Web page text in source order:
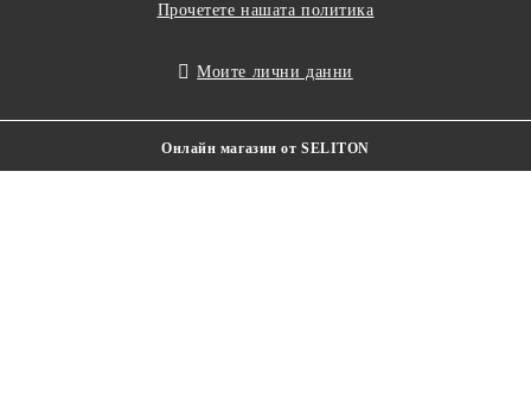
Прочетете нашата политика
Моите лични данни
Онлайн магазин от SELITON